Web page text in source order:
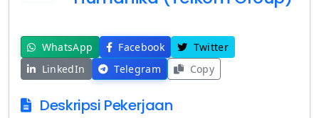
WhatsApp Facebook
Twitter
LinkedIn
Telegram Copy
Deskripsi Pekerjaan